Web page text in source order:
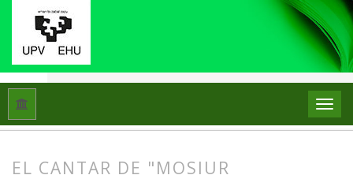
Hasiera Artikuluak
EL CANTAR DE "MOSIUR